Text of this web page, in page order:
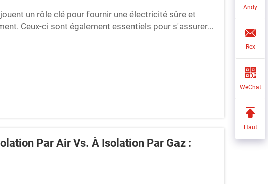
un rôle clé pour fournir une électricité sûre et
Ceux-ci sont également essentiels pour s'assurer
cet article, nous discutons des conseils pour protéger
Par Air Vs. À Isolation Par Gaz :
Andy
Rex
WeChat
Haut